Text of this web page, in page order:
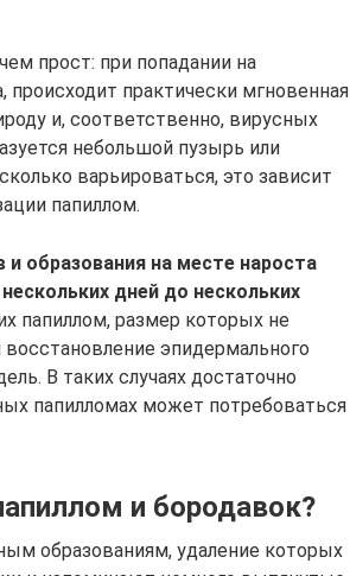
прост: при попадании на
практически мгновенная
и, соответственно, вирусных
небольшой пузырь или
варьироваться, это зависит
папиллом.
образования на месте нароста
дней до нескольких
папиллом, размер которых не
эпидермального
В таких случаях достаточно
папилломах может потребоваться
и бородавок?
образованиям, удаление которых